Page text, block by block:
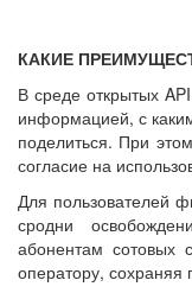
КАКИЕ
В среде открытых
информацией, с
поделиться. При
согласие на
Для пользователей
сродни
абонентам сотовых
оператору,